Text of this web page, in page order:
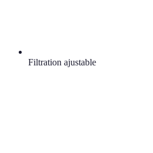
Filtration ajustable